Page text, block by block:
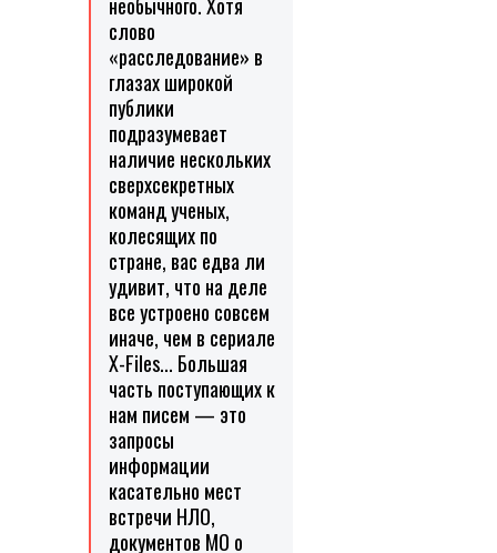
слово
«расследование» в
глазах широкой
публики
подразумевает
наличие нескольких
сверхсекретных
команд ученых,
колесящих по
стране, вас едва ли
удивит, что на деле
все устроено совсем
иначе, чем в сериале
X-Files... Большая
часть поступающих к
нам писем — это
запросы
информации
касательно мест
встречи НЛО,
документов МО о